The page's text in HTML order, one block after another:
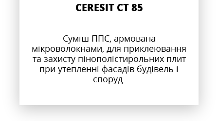
CERESIT CT 85
Суміш ППС, армована
мікроволокнами, для приклеювання
та захисту пінополістирольних плит
при утепленні фасадів будівель і
споруд